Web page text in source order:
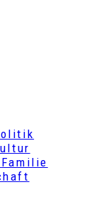
Familie